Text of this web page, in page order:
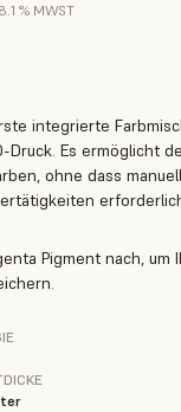
% MWST
integrierte
Druck. Es ermöglicht
ohne dass
Pigment nach, um